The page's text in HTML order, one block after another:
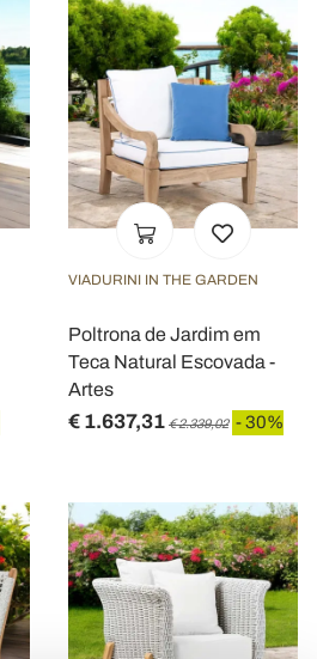
VIADURINI IN THE GARDEN
Poltrona de Jardim em
Teca Natural Escovada -
Artes
€ 1.637,31 € 2.339,02 - 30%